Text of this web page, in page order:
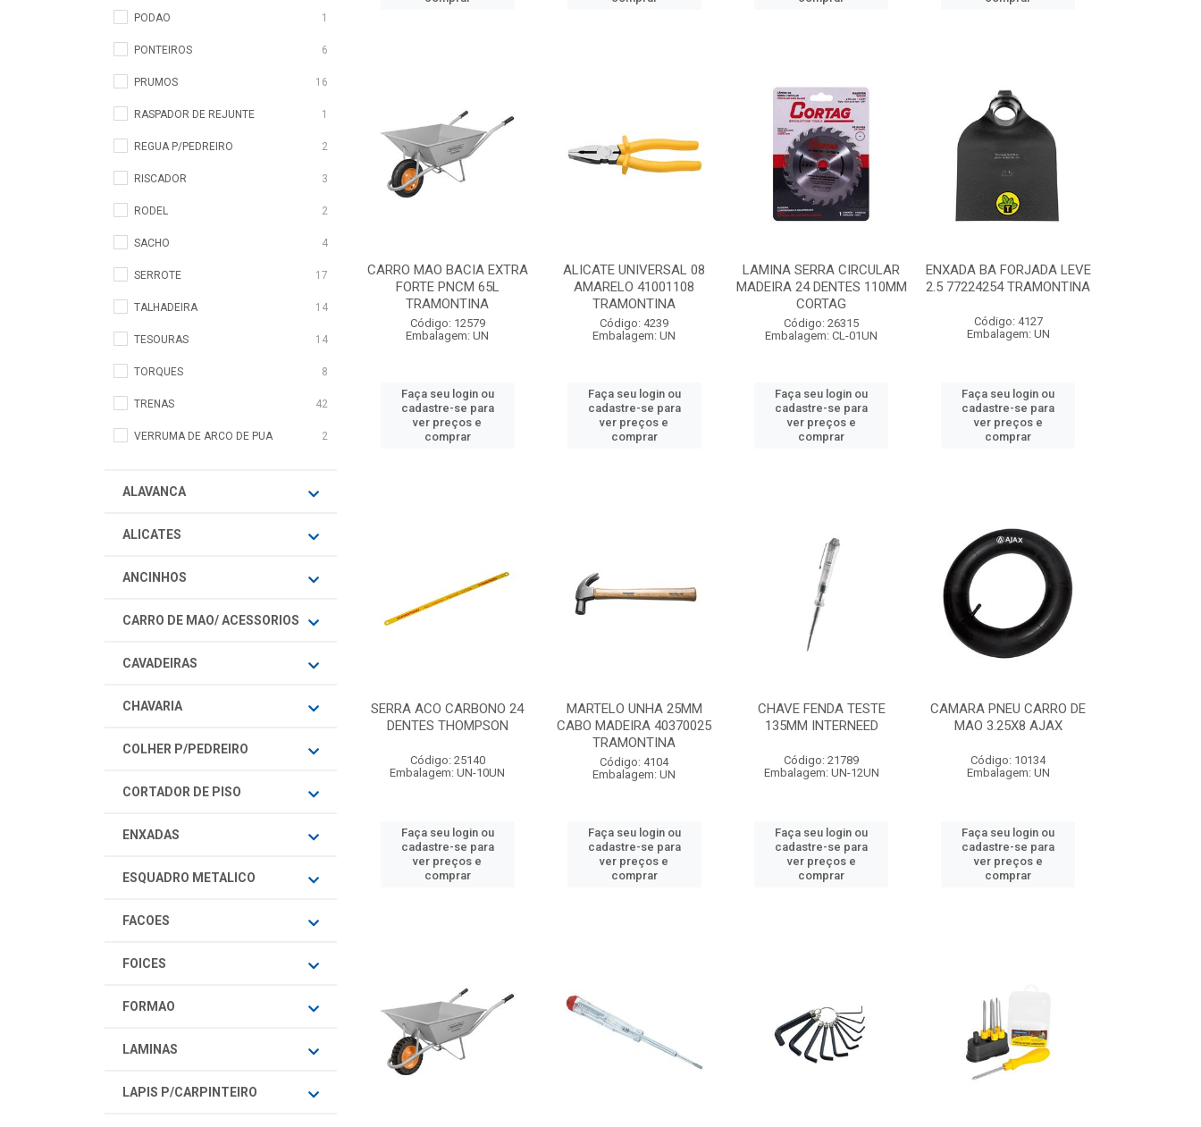
PODAO 1
PONTEIROS 6
PRUMOS 16
RASPADOR DE REJUNTE 1
REGUA P/PEDREIRO 2
RISCADOR 3
RODEL 2
SACHO 4
SERROTE 17
TALHADEIRA 14
TESOURAS 14
TORQUES 8
TRENAS 42
VERRUMA DE ARCO DE PUA 2
ALAVANCA
ALICATES
ANCINHOS
CARRO DE MAO/ ACESSORIOS
CAVADEIRAS
CHAVARIA
COLHER P/PEDREIRO
CORTADOR DE PISO
ENXADAS
ESQUADRO METALICO
FACOES
FOICES
FORMAO
LAMINAS
LAPIS P/CARPINTEIRO
CARRO MAO BACIA EXTRA
FORTE PNCM 65L
TRAMONTINA
Código: 12579
Embalagem: UN
Faça seu login ou
cadastre-se para
ver preços e
comprar
ALICATE UNIVERSAL 08
AMARELO 41001108
TRAMONTINA
Código: 4239
Embalagem: UN
Faça seu login ou
cadastre-se para
ver preços e
comprar
LAMINA SERRA CIRCULAR
MADEIRA 24 DENTES 110MM
CORTAG
Código: 26315
Embalagem: CL-01UN
Faça seu login ou
cadastre-se para
ver preços e
comprar
ENXADA BA FORJADA LEVE
2.5 77224254 TRAMONTINA
Código: 4127
Embalagem: UN
Faça seu login ou
cadastre-se para
ver preços e
comprar
SERRA ACO CARBONO 24
DENTES THOMPSON
Código: 25140
Embalagem: UN-10UN
Faça seu login ou
cadastre-se para
ver preços e
comprar
MARTELO UNHA 25MM
CABO MADEIRA 40370025
TRAMONTINA
Código: 4104
Embalagem: UN
Faça seu login ou
cadastre-se para
ver preços e
comprar
CHAVE FENDA TESTE
135MM INTERNEED
Código: 21789
Embalagem: UN-12UN
Faça seu login ou
cadastre-se para
ver preços e
comprar
CAMARA PNEU CARRO DE
MAO 3.25X8 AJAX
Código: 10134
Embalagem: UN
Faça seu login ou
cadastre-se para
ver preços e
comprar